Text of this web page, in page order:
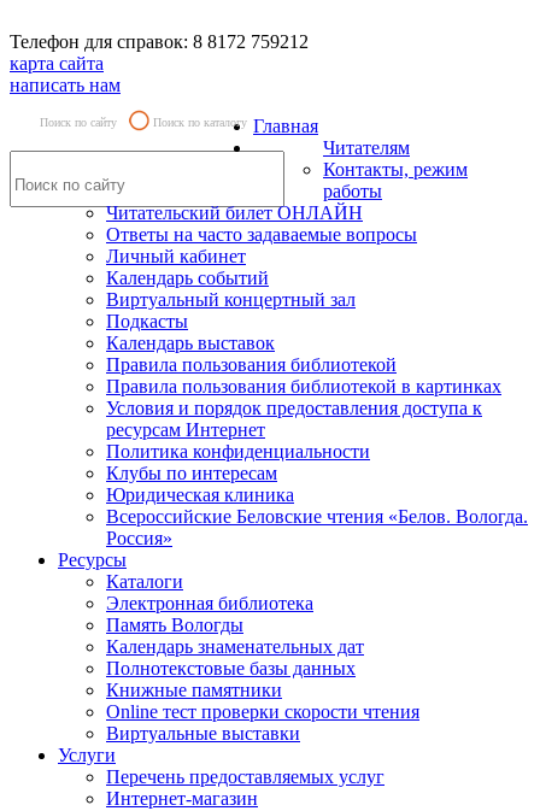
Телефон для справок: 8 8172 759212
карта сайта
написать нам
Поиск по сайту Поиск по каталогу Главная
Читателям
Контакты, режим
работы
Читательский билет ОНЛАЙН
Ответы на часто задаваемые вопросы
Личный кабинет
Календарь событий
Виртуальный концертный зал
Подкасты
Календарь выставок
Правила пользования библиотекой
Правила пользования библиотекой в картинках
Условия и порядок предоставления доступа к
ресурсам Интернет
Политика конфиденциальности
Клубы по интересам
Юридическая клиника
Всероссийские Беловские чтения «Белов. Вологда.
Россия»
Ресурсы
Каталоги
Электронная библиотека
Память Вологды
Календарь знаменательных дат
Полнотекстовые базы данных
Книжные памятники
Online тест проверки скорости чтения
Виртуальные выставки
Услуги
Перечень предоставляемых услуг
Интернет-магазин